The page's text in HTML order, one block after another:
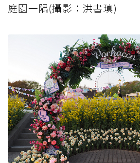
庭園一隅(攝影：洪書瑱)